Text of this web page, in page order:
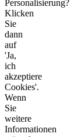
Personalisierung?
Klicken
Sie
dann
auf
'Ja,
ich
akzeptiere
Cookies'.
Wenn
Sie
weitere
Informationen